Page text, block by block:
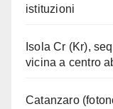
istituzioni
Isola Cr (Kr),
vicina a centro
Catanzaro